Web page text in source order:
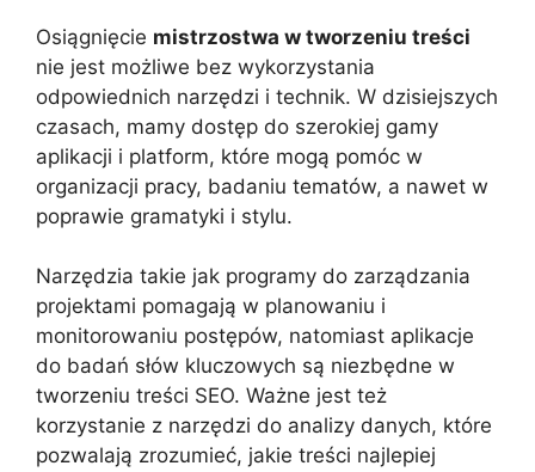
Osiągnięcie mistrzostwa w tworzeniu treści
nie jest możliwe bez wykorzystania
odpowiednich narzędzi i technik. W dzisiejszych
czasach, mamy dostęp do szerokiej gamy
aplikacji i platform, które mogą pomóc w
organizacji pracy, badaniu tematów, a nawet w
poprawie gramatyki i stylu.
Narzędzia takie jak programy do zarządzania
projektami pomagają w planowaniu i
monitorowaniu postępów, natomiast aplikacje
do badań słów kluczowych są niezbędne w
tworzeniu treści SEO. Ważne jest też
korzystanie z narzędzi do analizy danych, które
pozwalają zrozumieć, jakie treści najlepiej